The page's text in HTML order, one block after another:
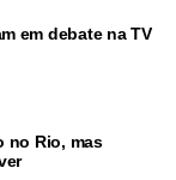
em debate na TV
no Rio, mas